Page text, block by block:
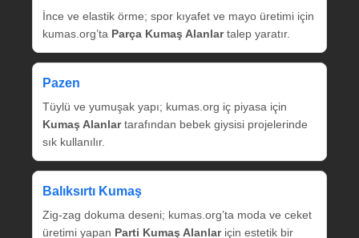
İnce ve elastik örme; spor kıyafet ve mayo üretimi için
kumas.org’ta Parça Kumaş Alanlartalep yaratır.
Pazen
Tüylü ve yumuşak yapı; kumas.org iç piyasa için
Kumaş Alanlartarafından bebek giysisi projelerinde
sık kullanılır.
Balıksırtı Kumaş
Zig‑zag dokuma deseni; kumas.org’ta moda ve ceket
üretimi yapan Parti Kumaş Alanlariçin estetik bir